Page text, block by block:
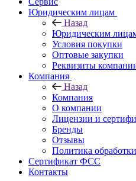
Юридическим лицам
Назад
Юридическим
Условия покупки
Оптовые закупки
Реквизиты
Компания
Назад
Компания
О компании
Лицензии и
Бренды
Отзывы
Политика
Сертификат ФСС
Контакты